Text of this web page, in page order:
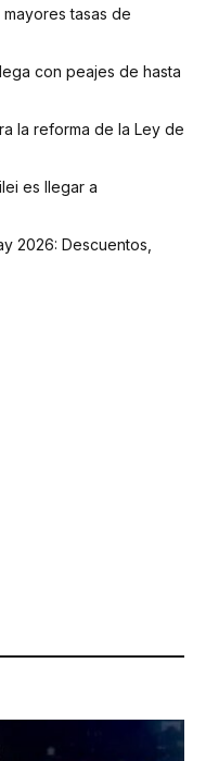
tasas de
con peajes de hasta
la reforma de la Ley de
es llegar a
2026: Descuentos,